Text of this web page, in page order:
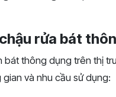
rửa bát
bát thông dụng trên thị
và nhu cầu sử dụng: